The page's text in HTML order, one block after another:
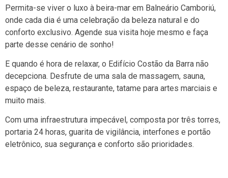
Permita-se viver o luxo à beira-mar em Balneário Camboriú,
onde cada dia é uma celebração da beleza natural e do
conforto exclusivo. Agende sua visita hoje mesmo e faça
parte desse cenário de sonho!
E quando é hora de relaxar, o Edifício Costão da Barra não
decepciona. Desfrute de uma sala de massagem, sauna,
espaço de beleza, restaurante, tatame para artes marciais e
muito mais.
Com uma infraestrutura impecável, composta por três torres,
portaria 24 horas, guarita de vigilância, interfones e portão
eletrônico, sua segurança e conforto são prioridades.